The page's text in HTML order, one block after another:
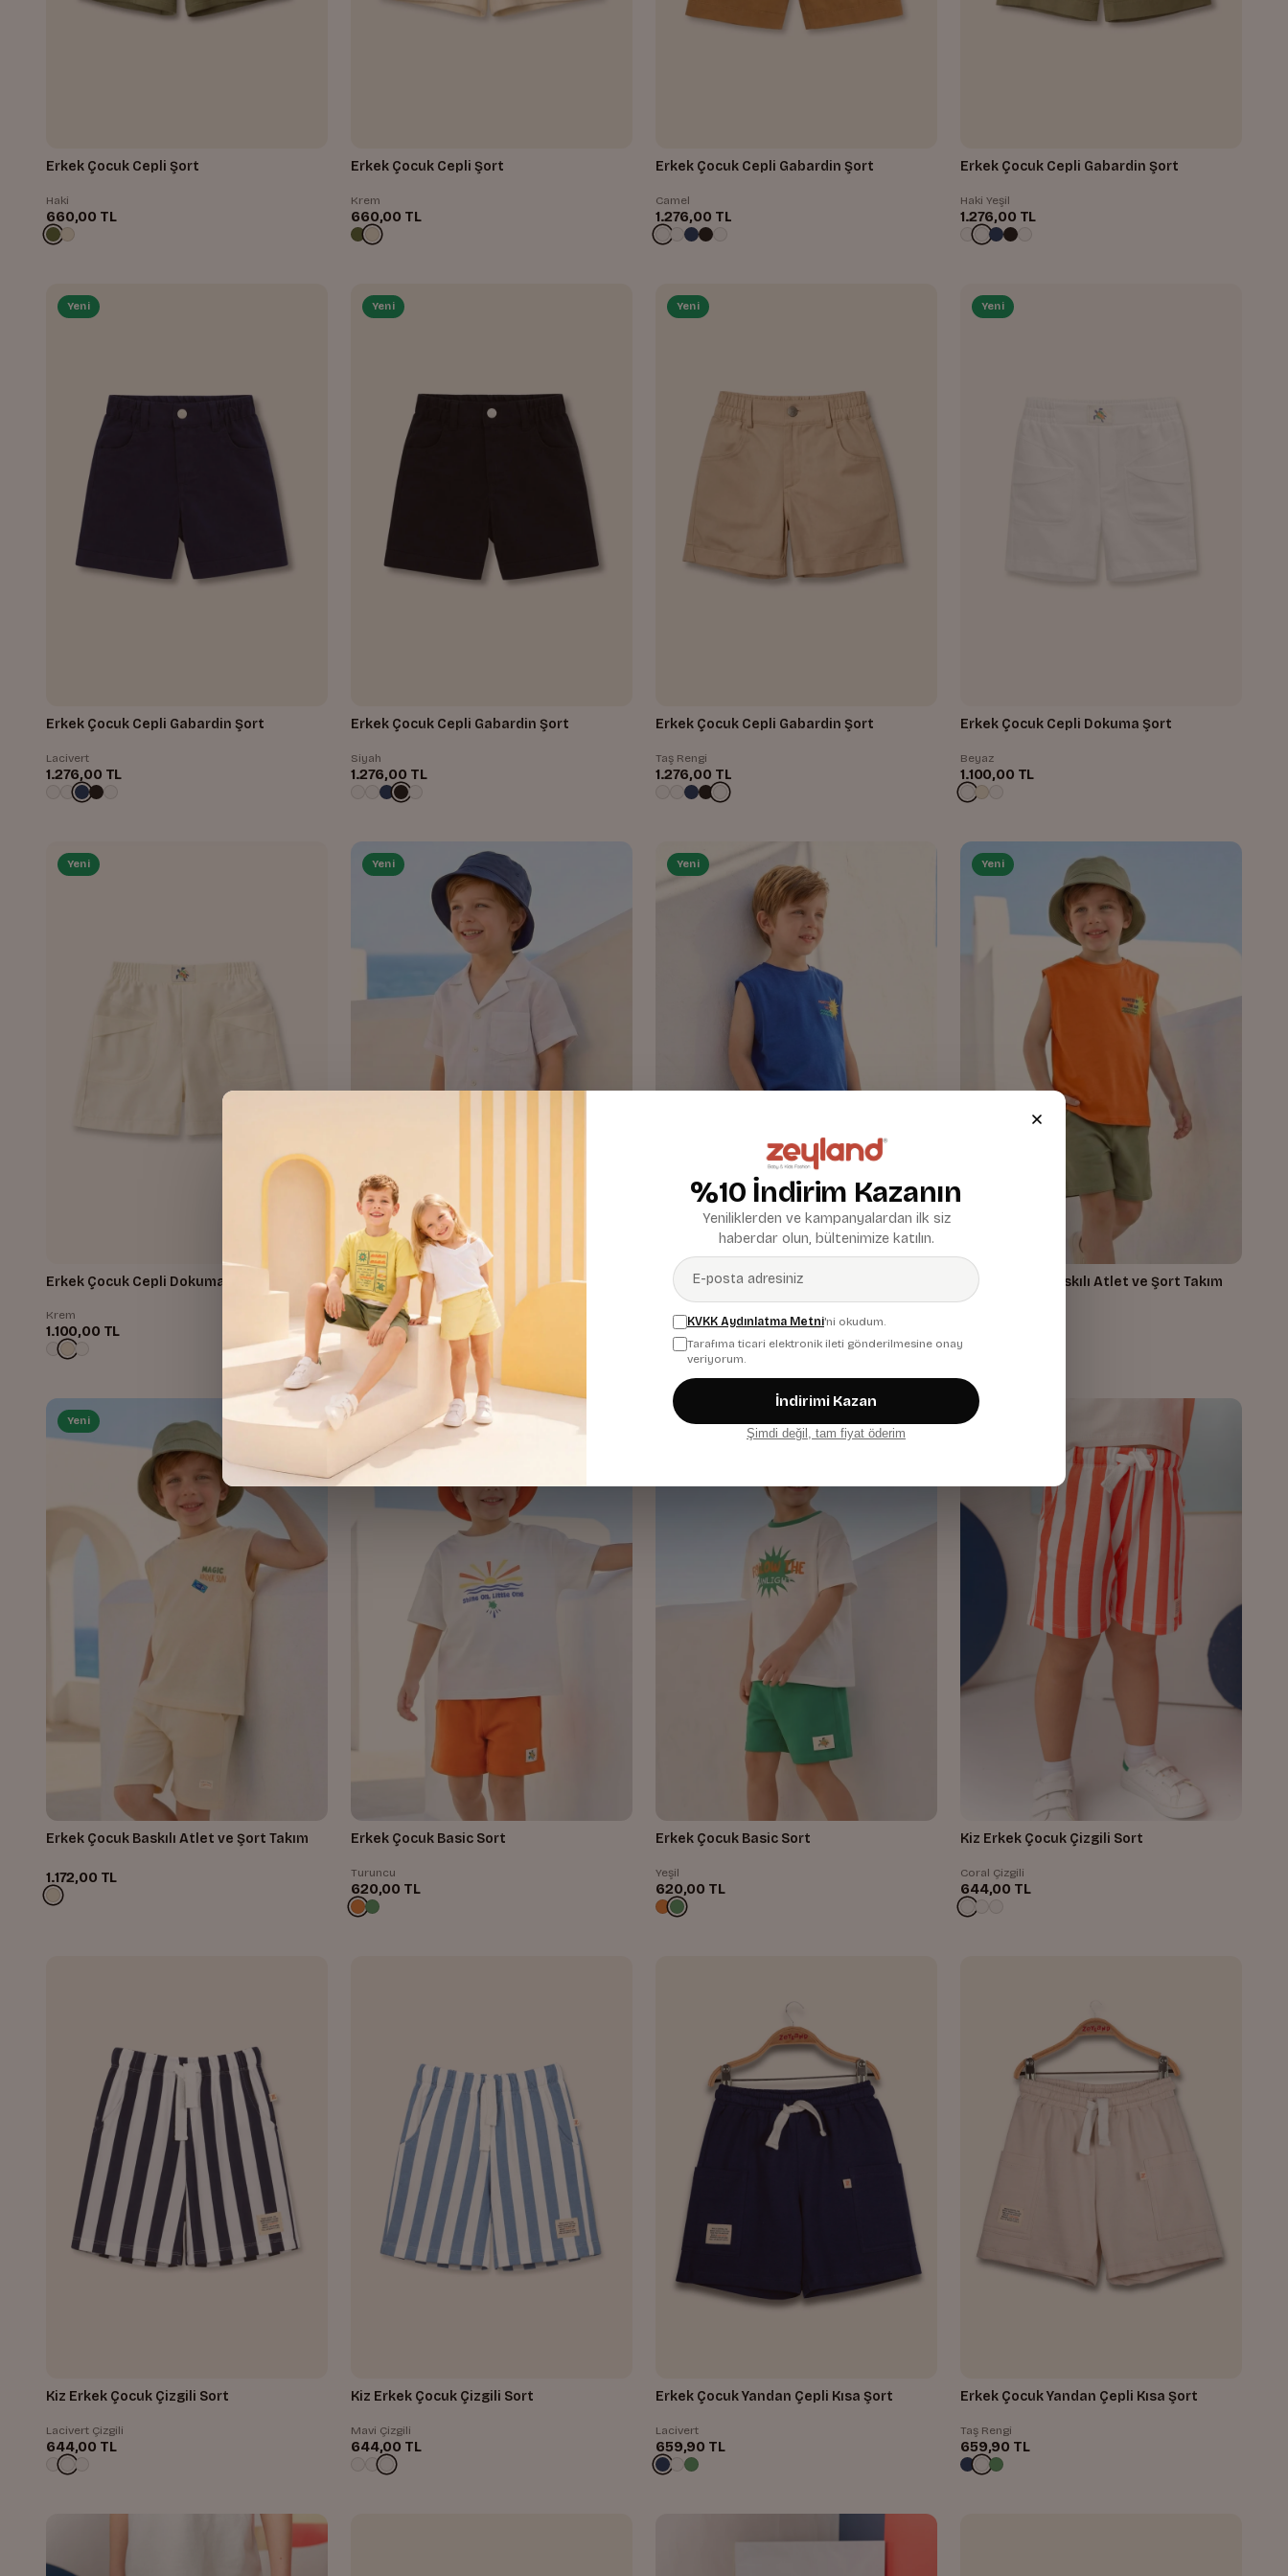
Erkek Çocuk Cepli Şort
Haki
660,00 TL
Erkek Çocuk Cepli Şort
Krem
660,00 TL
Erkek Çocuk Cepli Gabardin Şort
Camel
1.276,00 TL
Erkek Çocuk Cepli Gabardin Şort
Haki Yeşil
1.276,00 TL
Yeni
Erkek Çocuk Cepli Gabardin Şort
Lacivert
1.276,00 TL
Yeni
Erkek Çocuk Cepli Gabardin Şort
Siyah
1.276,00 TL
Yeni
Erkek Çocuk Cepli Gabardin Şort
Taş Rengi
1.276,00 TL
Yeni
Erkek Çocuk Cepli Dokuma Şort
Beyaz
1.100,00 TL
Yeni
Erkek Çocuk Cepli Dokuma Şort
Krem
1.100,00 TL
Yeni
Erkek Çocuk Cepli Dokuma Şort
Sax
1.100,00 TL
Yeni
Erkek Çocuk Baskılı Atlet ve Şort Takım
Sax
1.276,00 TL
Yeni
Erkek Çocuk Baskılı Atlet ve Şort Takım
Yeni
Erkek Çocuk Baskılı Atlet ve Şort Takım
1.172,00 TL
Erkek Çocuk Basic Sort
Turuncu
620,00 TL
Yeni
Erkek Çocuk Basic Sort
Yeşil
620,00 TL
Kiz Erkek Çocuk Çizgili Sort
Coral Çizgili
644,00 TL
Kiz Erkek Çocuk Çizgili Sort
Lacivert Çizgili
644,00 TL
Kiz Erkek Çocuk Çizgili Sort
Mavi Çizgili
644,00 TL
Erkek Çocuk Yandan Çepli Kısa Şort
Lacivert
659,90 TL
Erkek Çocuk Yandan Çepli Kısa Şort
Taş Rengi
659,90 TL
%10 İndirim Kazanın
Yeniliklerden ve kampanyalardan ilk siz
haberdar olun, bültenimize katılın.
KVKK Aydınlatma Metni'ni okudum.
Tarafıma ticari elektronik ileti gönderilmesine onay
veriyorum.
İndirimi Kazan
Şimdi değil, tam fiyat öderim